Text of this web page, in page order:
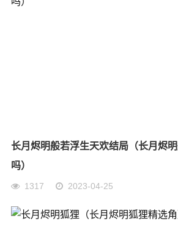
长月烬明般若浮生天欢结局（长月烬
吗）
1317 2023-04-25